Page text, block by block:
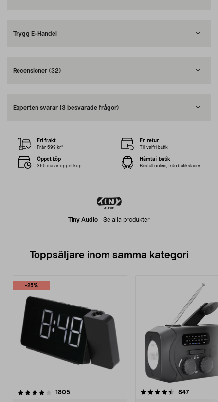
Trygg E-Handel
Recensioner (32)
Experten svarar (3 besvarade frågor)
Tiny Audio - Se alla produkter
Fri frakt
Från 599 kr*
Fri retur
Till valfri butik
Öppet köp
365 dagar öppet köp
Hämta i butik
Beställ online, från butikslager
Toppsäljare inom samma kategori
-25%
1805recensioner
4.5 av 5 stjärnor 847
4.0 av 5 stjärnor